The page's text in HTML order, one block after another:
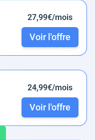
27,99€/mois
Voir l'offre
24,99€/mois
Voir l'offre